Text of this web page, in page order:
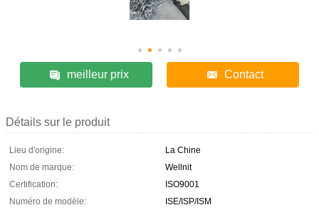
meilleur prix Contact
Détails sur le produit
Lieu d'origine:
La Chine
Nom de marque:
Wellnit
Certification:
ISO9001
Numéro de modèle:
ISE/ISP/ISM